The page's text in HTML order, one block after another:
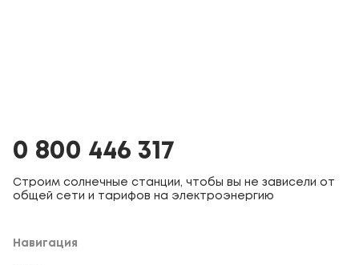
0 800 446 317
Строим солнечные станции, чтобы вы не зависели от
общей сети и тарифов на электроэнергию
Навигация